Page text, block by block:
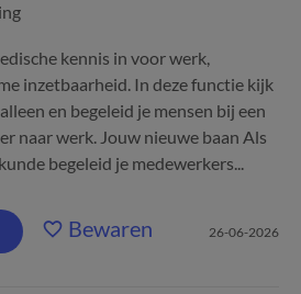
kennis in voor werk,
inzetbaarheid. In deze functie kijk
en begeleid je mensen bij een
naar werk. Jouw nieuwe baan Als
begeleid je medewerkers...
Bewaren 26-06-2026